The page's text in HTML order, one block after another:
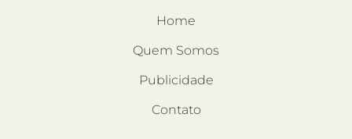
Home
Quem Somos
Publicidade
Contato